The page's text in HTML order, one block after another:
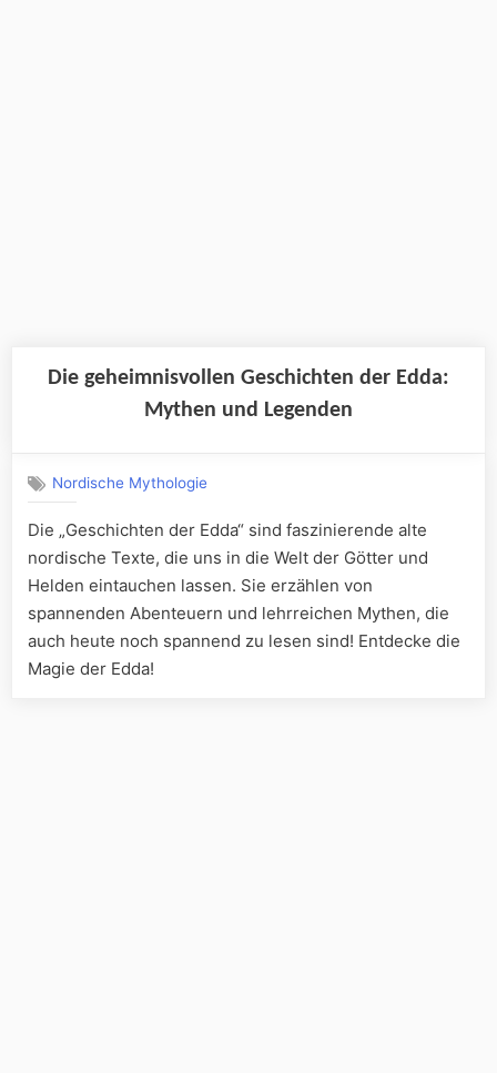
Die geheimnisvollen Geschichten der Edda:
Mythen und Legenden
Nordische Mythologie
Die „Geschichten der Edda“ sind faszinierende alte
nordische Texte, die uns in die Welt der Götter und
Helden eintauchen lassen. Sie erzählen von
spannenden Abenteuern und lehrreichen Mythen, die
auch heute noch spannend zu lesen sind! Entdecke die
Magie der Edda!